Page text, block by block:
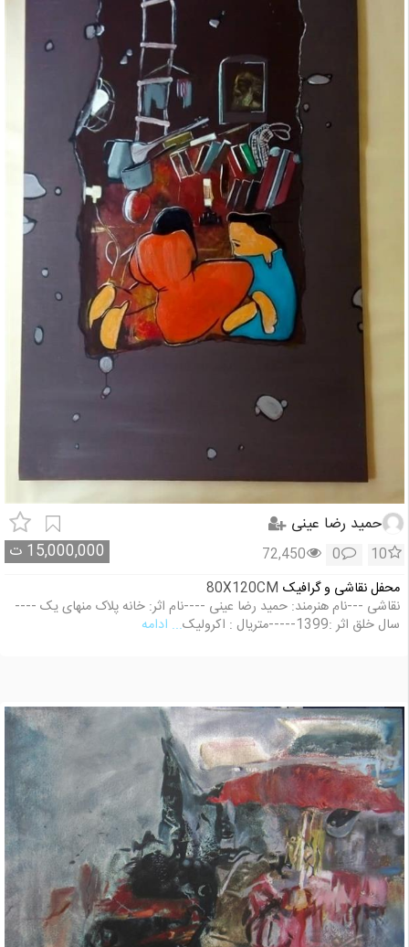
حمید رضا عینی
15,000,000 ت 10
0
72,450
محفل نقاشی و گرافیک 80X120CM
نقاشی ---نام هنرمند: حمید رضا عینی ----نام اثر: خانه پلاک منهای یک ----
سال خلق اثر :1399-----متریال : اکرولیک
... ادامه